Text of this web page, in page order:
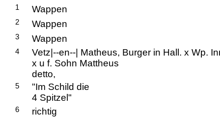
1 Wappen
2 Wappen
3 Wappen
4
Vetz|--en--| Matheus, Burger in Hall. x Wp.
x u f. Sohn Mattheus
detto,
5
"Im Schild die
4 Spitzel"
6 richtig